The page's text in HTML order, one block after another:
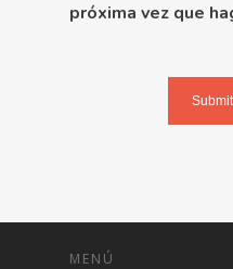
próxima vez que
MENÚ